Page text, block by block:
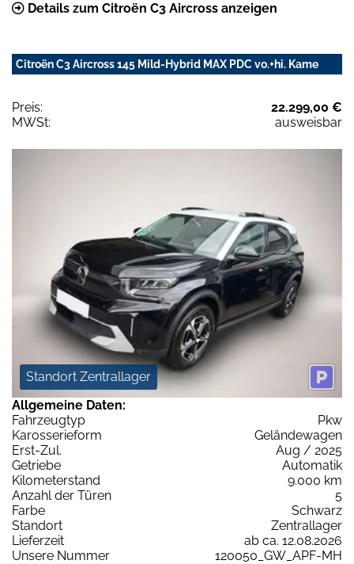
Details zum Citroën C3 Aircross anzeigen
Citroën C3 Aircross 145 Mild-Hybrid MAX PDC vo.+hi. Kame
Preis:
22.299,00 €
MWSt:
ausweisbar
Standort Zentrallager
Allgemeine Daten:
Fahrzeugtyp
Pkw
Karosserieform
Geländewagen
Erst-Zul.
Aug / 2025
Getriebe
Automatik
Kilometerstand
9.000 km
Anzahl der Türen
5
Farbe
Schwarz
Standort
Zentrallager
Lieferzeit
ab ca. 12.08.2026
Unsere Nummer
120050_GW_APF-MH